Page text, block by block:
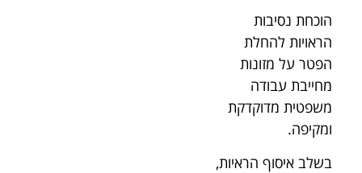
הוכחת נסיבות
הראויות להחלת
הפטר על מזונות
מחייבת עבודה
משפטית מדוקדקת
ומקיפה.
בשלב איסוף הראיות,